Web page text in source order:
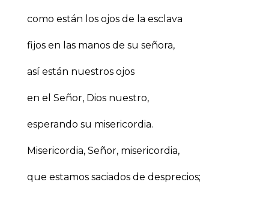
como están los ojos de la esclava
fijos en las manos de su señora,
así están nuestros ojos
en el Señor, Dios nuestro,
esperando su misericordia.
Misericordia, Señor, misericordia,
que estamos saciados de desprecios;